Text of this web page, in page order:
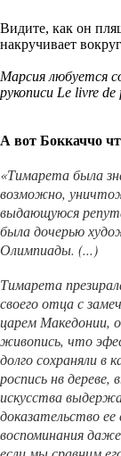
Видите, как он
накручивает
Марсия любуется
рукописи Le livre
А вот Боккаччо
«Тимарета была
возможно,
выдающуюся
была дочерью
Олимпиады. (...)
Тимарета
своего отца с
царем Македонии,
живопись, что
долго сохраняли в
роспись нв
искусства
доказательство
воспоминания